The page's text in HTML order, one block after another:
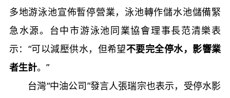
多地游泳池宣佈暫停營業，泳池轉作儲水池儲備緊
急水源。台中市游泳池同業協會理事長范清樂表
示：“可以減壓供水，但希望不要完全停水，影響業
者生計。”
台灣“中油公司”發言人張瑞宗也表示，受停水影